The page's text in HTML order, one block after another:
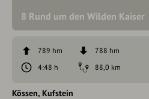
8 Rund um den Wilden Kaiser
789 hm
788 hm
4:48 h
88,0 km
Kössen Kufstein